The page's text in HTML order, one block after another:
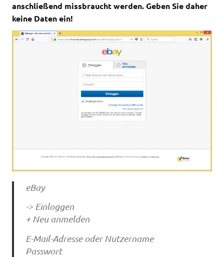
anschließend missbraucht werden. Geben Sie daher
keine Daten ein!
eBay
-> Einloggen
+ Neu anmelden
E-Mail-Adresse oder Nutzername
Passwort